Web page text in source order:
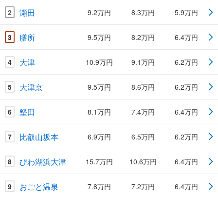
2 瀬田 9.2万円 8.3万円 5.9万円
3 膳所 9.5万円 8.2万円 6.4万円
4 大津 10.9万円 9.1万円 6.2万円
5 大津京 9.5万円 8.6万円 6.2万円
6 堅田 8.1万円 7.4万円 6.4万円
7 比叡山坂本 6.9万円 6.5万円 6.2万円
8 びわ湖浜大津 15.7万円 10.6万円 6.4万円
9 おごと温泉 7.8万円 7.2万円 6.4万円